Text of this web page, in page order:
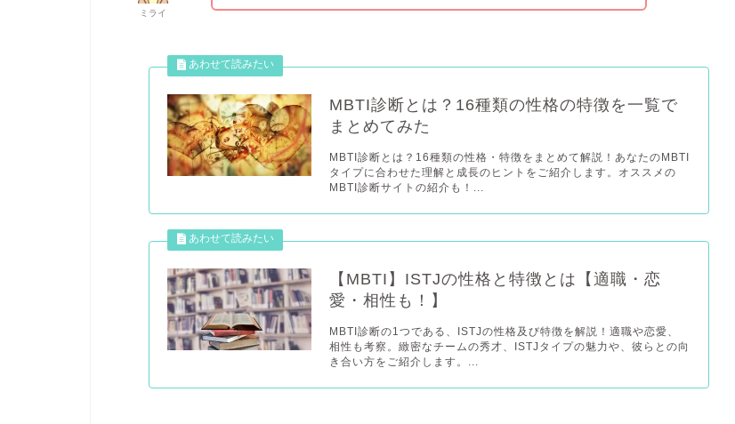
ミライ
MBTI診断とは？16種類の性格の特徴を一覧で
まとめてみた
MBTI診断とは？16種類の性格・特徴をまとめて解説！あなたのMBTI
タイプに合わせた理解と成長のヒントをご紹介します。オススメの
MBTI診断サイトの紹介も！...
【MBTI】ISTJの性格と特徴とは【適職・恋
愛・相性も！】
MBTI診断の1つである、ISTJの性格及び特徴を解説！適職や恋愛、
相性も考察。緻密なチームの秀才、ISTJタイプの魅力や、彼らとの向
き合い方をご紹介します。...